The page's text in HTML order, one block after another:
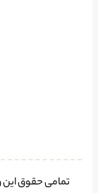
تمامی حقوق این